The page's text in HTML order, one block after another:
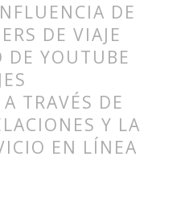
DE
DE VIAJE
DE YOUTUBE
TRAVÉS DE
Y LA
EN LÍNEA